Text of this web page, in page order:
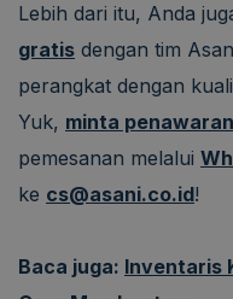
Lebih dari itu, Anda
gratis dengan tim
perangkat dengan
Yuk, minta
pemesanan melalui
ke cs@asani.co.id!
Baca juga: Inventaris